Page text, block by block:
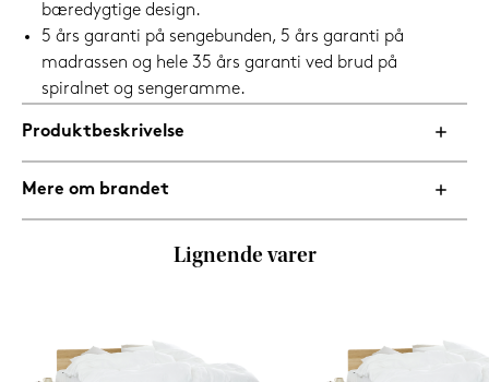
bæredygtige design.
5 års garanti på sengebunden, 5 års garanti på
madrassen og hele 35 års garanti ved brud på
spiralnet og sengeramme.
Produktbeskrivelse
Mere om brandet
Lignende varer